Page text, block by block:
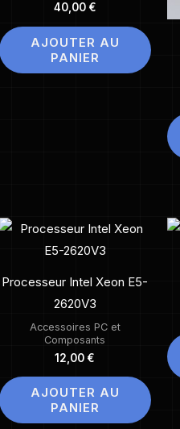
40,00 €
AJOUTER AU
PANIER
Processeur Intel Xeon E5-
2620V3
Accessoires PC et
Composants
12,00 €
AJOUTER AU
PANIER